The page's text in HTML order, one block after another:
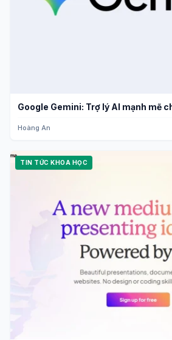
Google Gemini: Trợ lý AI mạnh mẽ
Hoàng An
TIN TỨC KHOA HỌC